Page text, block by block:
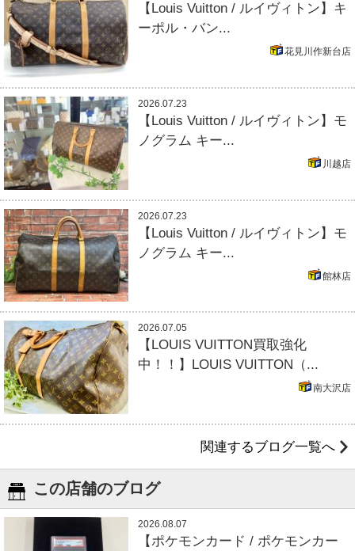
【Louis Vuitton / ルイヴィトン】キ
ーポル・バン...
花見川作新台店
2026.07.23
【Louis Vuitton / ルイヴィトン】モ
ノグラム キー...
川越店
2026.07.23
【Louis Vuitton / ルイヴィトン】モ
ノグラム キー...
館林店
2026.07.05
【LOUIS VUITTON買取強化
中！！】LOUIS VUITTON（...
南大沢店
関連するブログ一覧へ
この店舗のブログ
2026.08.07
【ポケモンカード / ポケモンカー